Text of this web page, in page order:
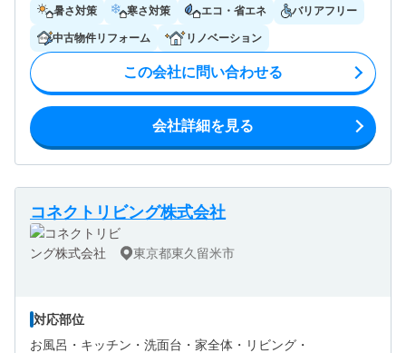
暑さ対策 寒さ対策 エコ・省エネ バリアフリー
中古物件リフォーム リノベーション
この会社に問い合わせる
会社詳細を見る
コネクトリビング株式会社
東京都東久留米市
対応部位
お風呂・ キッチン・ 洗面台・ 家全体・ リビング・